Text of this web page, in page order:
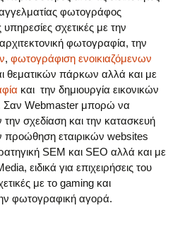
φωτογράφος
σχετικές με την
φωτογραφία, την
, φωτογράφιση ενοικιαζόμενων
θεματικών πάρκων αλλά και με
και την δημιουργία εικονικών
Σαν Webmaster μπορώ να
σχεδίαση και την κατασκευή
προώθηση εταιρικών websites
SEM και SEO αλλά και με
ειδικά για επιχειρήσεις του
με το gaming και
φωτογραφική αγορά.